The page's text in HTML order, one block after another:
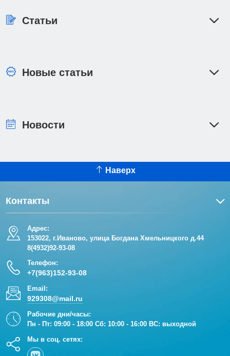
Статьи
Новые статьи
Новости
Наверх
Контакты
Адрес:
153022, г.Иваново, улица Богдана Хмельницкого д.44
8(4932)92-93-08
Телефон:
+7(963)152-93-08
Email:
929308@mail.ru
Рабочие дни/часы:
Пн - Пт: 09:00 - 18:00 Сб: 10:00 - 16:00 ВС: выходной
Мы в соц. сетях: